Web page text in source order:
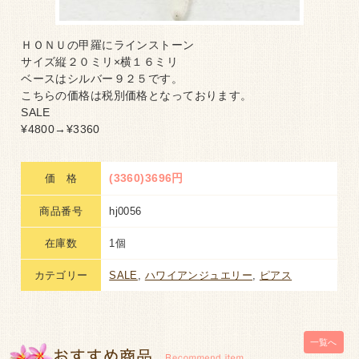
ＨＯＮＵの甲羅にラインストーン
サイズ縦２０ミリ×横１６ミリ
ベースはシルバー９２５です。
こちらの価格は税別価格となっております。
SALE
¥4800→¥3360
価 格 (3360)3696円
商品番号 hj0056
在庫数 1個
カテゴリー SALE, ハワイアンジュエリー, ピアス
一覧へ